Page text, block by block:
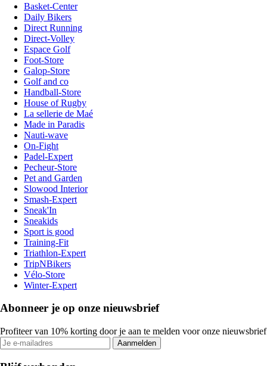
Basket-Center
Daily Bikers
Direct Running
Direct-Volley
Espace Golf
Foot-Store
Galop-Store
Golf and co
Handball-Store
House of Rugby
La sellerie de Maé
Made in Paradis
Nauti-wave
On-Fight
Padel-Expert
Pecheur-Store
Pet and Garden
Slowood Interior
Smash-Expert
Sneak'In
Sneakids
Sport is good
Training-Fit
Triathlon-Expert
TripNBikers
Vélo-Store
Winter-Expert
Abonneer je op onze nieuwsbrief
Profiteer van 10% korting door je aan te melden voor onze nieuwsbrief
Aanmelden